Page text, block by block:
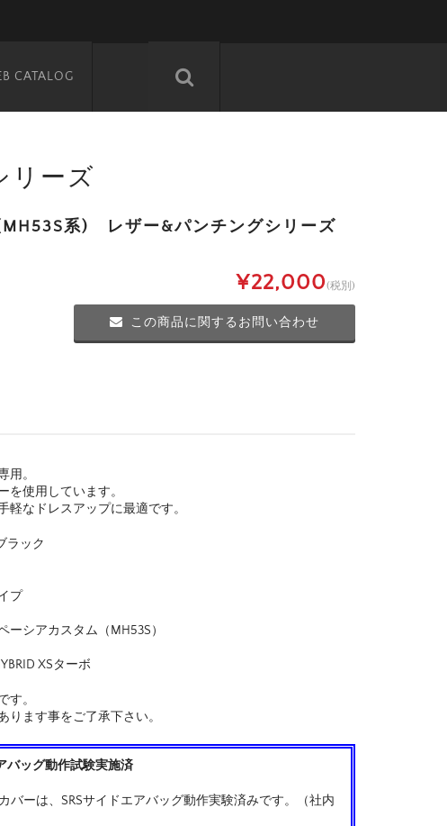
CATALOG
リーズ
系) レザー&パンチングシリーズ
¥22,000(税別)
この商品に関するお問い合わせ
。
を使用しています。
軽なドレスアップに最適です。
ラック
プ
アカスタム（MH53S）
XSターボ
す。
ります事をご了承下さい。
バッグ動作試験実施済
バーは、SRSサイドエアバッグ動作実験済みです。（社内